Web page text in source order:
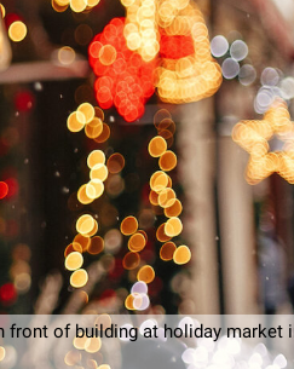
front of building at holiday market